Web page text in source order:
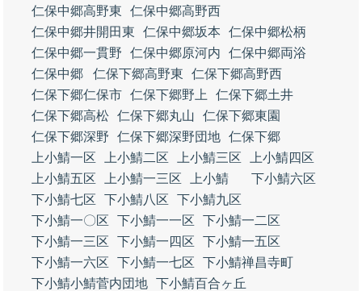
仁保中郷高野東
仁保中郷高野西
仁保中郷井開田東
仁保中郷坂本
仁保中郷松柄
仁保中郷一貫野
仁保中郷原河内
仁保中郷両浴
仁保中郷
仁保下郷高野東
仁保下郷高野西
仁保下郷仁保市 仁保下郷野上
仁保下郷土井
仁保下郷高松 仁保下郷丸山
仁保下郷東園
仁保下郷深野
仁保下郷深野団地 仁保下郷
上小鯖一区
上小鯖二区 上小鯖三区
上小鯖四区
上小鯖五区
上小鯖一三区 上小鯖
下小鯖六区
下小鯖七区
下小鯖八区
下小鯖九区
下小鯖一〇区
下小鯖一一区
下小鯖一二区
下小鯖一三区
下小鯖一四区
下小鯖一五区
下小鯖一六区
下小鯖一七区
下小鯖禅昌寺町
下小鯖小鯖菅内団地 下小鯖百合ヶ丘